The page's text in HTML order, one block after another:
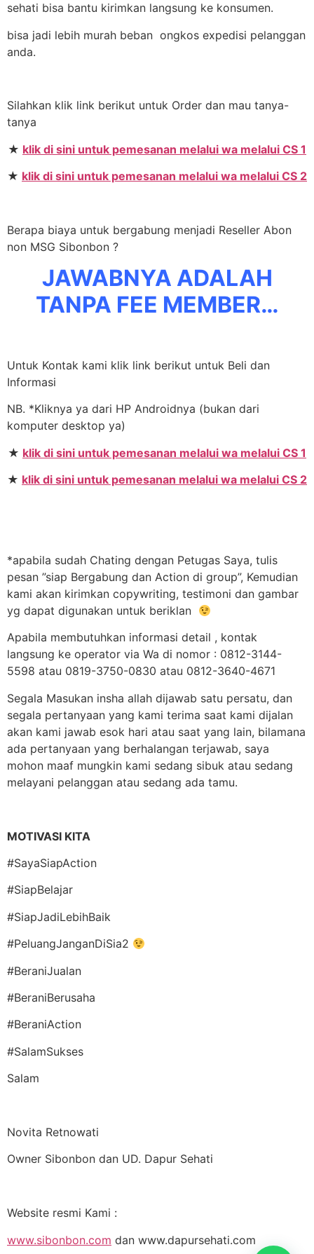
sehati bisa bantu kirimkan langsung ke konsumen.
bisa jadi lebih murah beban ongkos expedisi pelanggan
anda.
Silahkan klik link berikut untuk Order dan mau tanya-
tanya
★ klik di sini untuk pemesanan melalui wa melalui CS 1
★ klik di sini untuk pemesanan melalui wa melalui CS 2
Berapa biaya untuk bergabung menjadi Reseller Abon
non MSG Sibonbon ?
JAWABNYA ADALAH
TANPA FEE MEMBER…
Untuk Kontak kami klik link berikut untuk Beli dan
Informasi
NB. *Kliknya ya dari HP Androidnya (bukan dari
komputer desktop ya)
★ klik di sini untuk pemesanan melalui wa melalui CS 1
★ klik di sini untuk pemesanan melalui wa melalui CS 2
*apabila sudah Chating dengan Petugas Saya, tulis
pesan ”siap Bergabung dan Action di group”, Kemudian
kami akan kirimkan copywriting, testimoni dan gambar
yg dapat digunakan untuk beriklan
Apabila membutuhkan informasi detail , kontak
langsung ke operator via Wa di nomor : 0812-3144-
5598 atau 0819-3750-0830 atau 0812-3640-4671
Segala Masukan insha allah dijawab satu persatu, dan
segala pertanyaan yang kami terima saat kami dijalan
akan kami jawab esok hari atau saat yang lain, bilamana
ada pertanyaan yang berhalangan terjawab, saya
mohon maaf mungkin kami sedang sibuk atau sedang
melayani pelanggan atau sedang ada tamu.
MOTIVASI KITA
#SayaSiapAction
#SiapBelajar
#SiapJadiLebihBaik
#PeluangJanganDiSia2
#BeraniJualan
#BeraniBerusaha
#BeraniAction
#SalamSukses
Salam
Novita Retnowati
Owner Sibonbon dan UD. Dapur Sehati
Website resmi Kami :
www.sibonbon.com dan www.dapursehati.com